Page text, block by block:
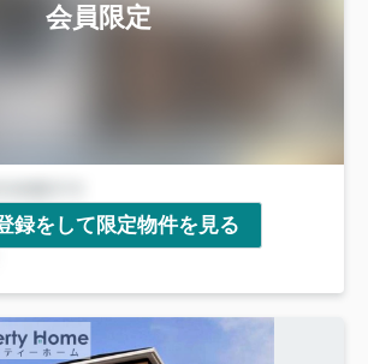
会員限定
録をして限定物件を見る